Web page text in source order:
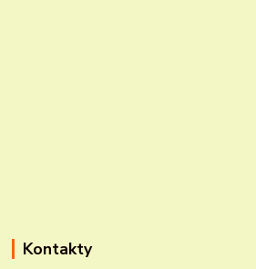
Kontakty